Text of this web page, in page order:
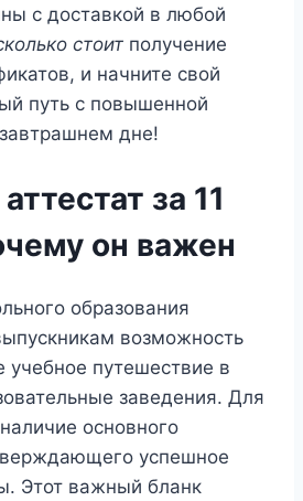
с доставкой в любой
стоит получение
и начните свой
путь с повышенной
дне!
за 11
он важен
образования
возможность
учебное путешествие в
заведения. Для
основного
успешное
Этот важный бланк